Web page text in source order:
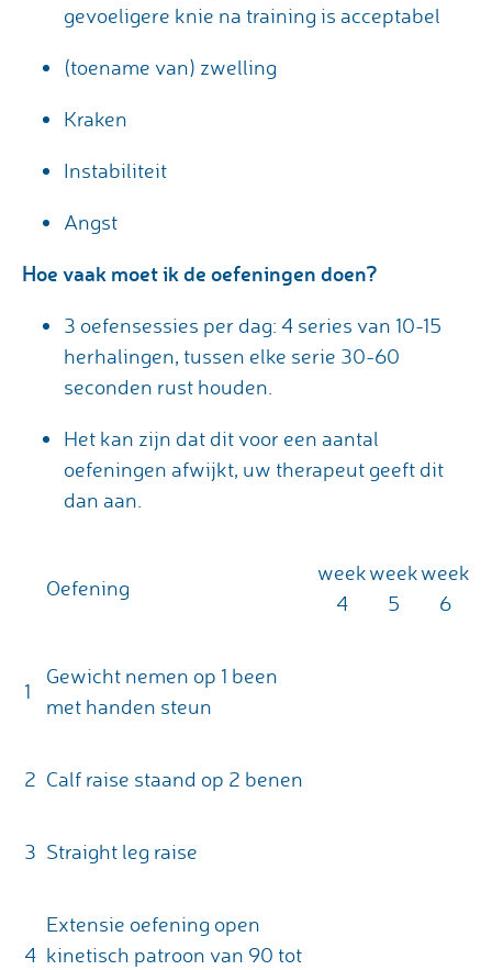
gevoeligere knie na training is acceptabel
(toename van) zwelling
Kraken
Instabiliteit
Angst
Hoe vaak moet ik de oefeningen doen?
3 oefensessies per dag: 4 series van 10-15
herhalingen, tussen elke serie 30-60
seconden rust houden.
Het kan zijn dat dit voor een aantal
oefeningen afwijkt, uw therapeut geeft dit
dan aan.
Oefening
week
4
week
5
week
6
1
Gewicht nemen op 1 been
met handen steun
2 Calf raise staand op 2 benen
3 Straight leg raise
4
Extensie oefening open
kinetisch patroon van 90 tot